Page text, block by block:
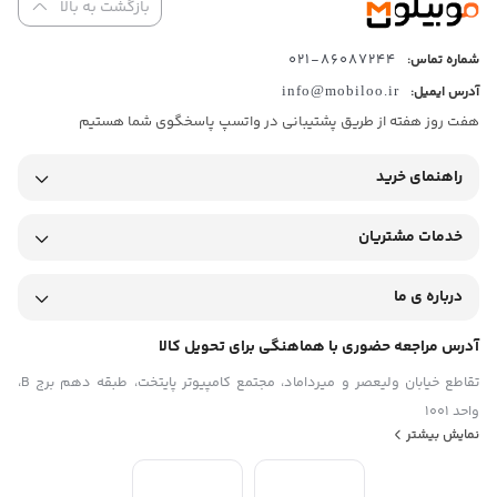
نرخ بروزرسانی تصویر
روشنایی صفحه نمایش
تعداد رنگ
یک میلیارد
۶.۶۷ اینچ
نسبت صفحه‌ نمایش به بدنه
نسبت تصویر
۱۰۸۰x۲۴۰۰ پیکسل
۳۹۵ پیکسل بر اینچ
Corning Gorilla Glass ۵
پردازنده
Mediatek Helio G۹۹ Ultra
بازگشت به بالا
شماره تماس: 86087244-021
آدرس ایمیل: info@mobiloo.ir
هفت روز هفته از طریق پشتیبانی در واتسپ پاسخگوی شما هستیم
راهنمای خرید
خدمات مشتریان
درباره ی ما
آدرس مراجعه حضوری با هماهنگی برای تحویل کالا
تقاطع خیابان ولیعصر و میرداماد، مجتمع کامپیوتر پایتخت، طبقه دهم برج B،
واحد 1001
نمایش بیشتر